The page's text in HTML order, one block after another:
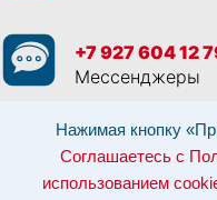
Нажимая кнопку
Соглашаетесь с
использованием
+7 927 604 12
Мессенджеры
Просматривая данный веб
Политикой
Разрешаете обработку
Даёте согласие на рекламные